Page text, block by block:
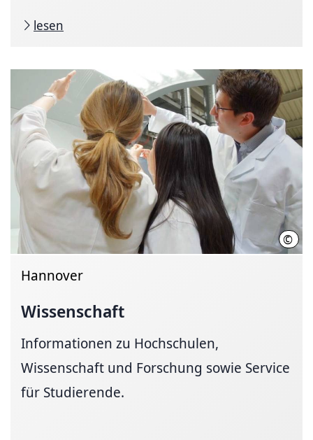
lesen
©
Hannover
Wissenschaft
Informationen zu Hochschulen,
Wissenschaft und Forschung sowie Service
für Studierende.